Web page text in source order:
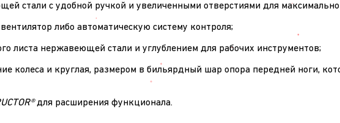
стали с удобной ручкой и увеличенными отверстиями для
либо автоматическую систему контроля;
листа нержавеющей стали и углублением для рабочих инструментов;
колеса и круглая, размером в бильярдный шар опора передней ноги,
для расширения функционала.